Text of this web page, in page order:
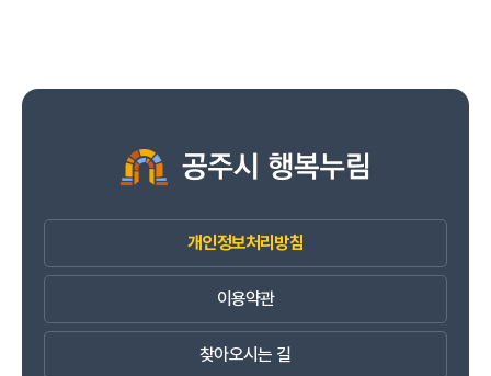
개인정보처리방침
이용약관
찾아오시는 길